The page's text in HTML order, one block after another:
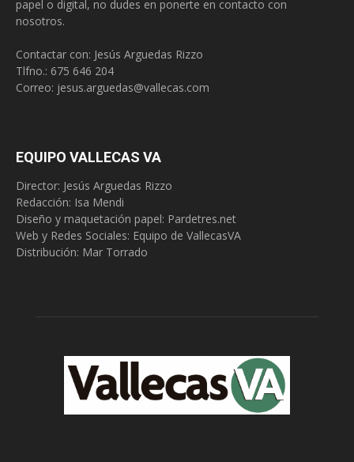
papel o digital, no dudes en ponerte en contacto con
nosotros.
Contactar con: Jesús Arguedas Rizzo
Tlfno.: 675 646 204
Correo: jesus.arguedas@vallecas.com
EQUIPO VALLECAS VA
Director: Jesús Arguedas Rizzo
Redacción: Isa Mendi
Diseño y maquetación papel: Pardetres.net
Web y Redes Sociales: Equipo de VallecasVA
Distribución: Mar Torrado